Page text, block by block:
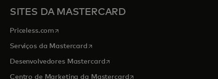
SITES DA MASTERCARD
Priceless.com abre em uma nova guia
Serviços da Mastercardabre em uma nova guia
Desenvolvedores Mastercardabre em uma nova guia
Centro de Marketing da Mastercardabre em uma nova guia